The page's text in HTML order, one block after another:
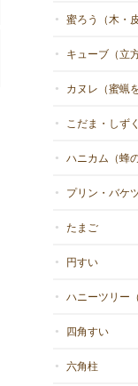
蜜ろう（木・
キューブ（立
カヌレ（蜜蝋
こだま・しず
ハニカム（蜂
プリン・バケ
たまご
円すい
ハニーツリー
四角すい
六角柱